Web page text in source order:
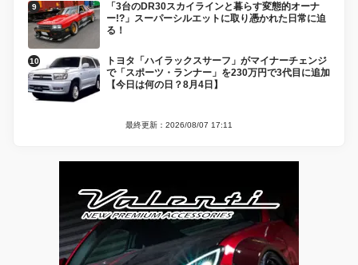
「3台のDR30スカイラインと暮らす変態的オーナ
ー!?」スーパーシルエットに取り憑かれた日常に迫
る！
トヨタ「ハイラックスサーフ」がマイナーチェンジ
で「スポーツ・ランナー」を230万円で3代目に追加
【今日は何の日？8月4日】
最終更新：2026/08/07 17:11